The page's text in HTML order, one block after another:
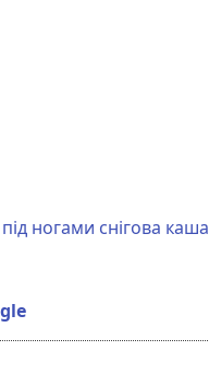
ногами снігова каша